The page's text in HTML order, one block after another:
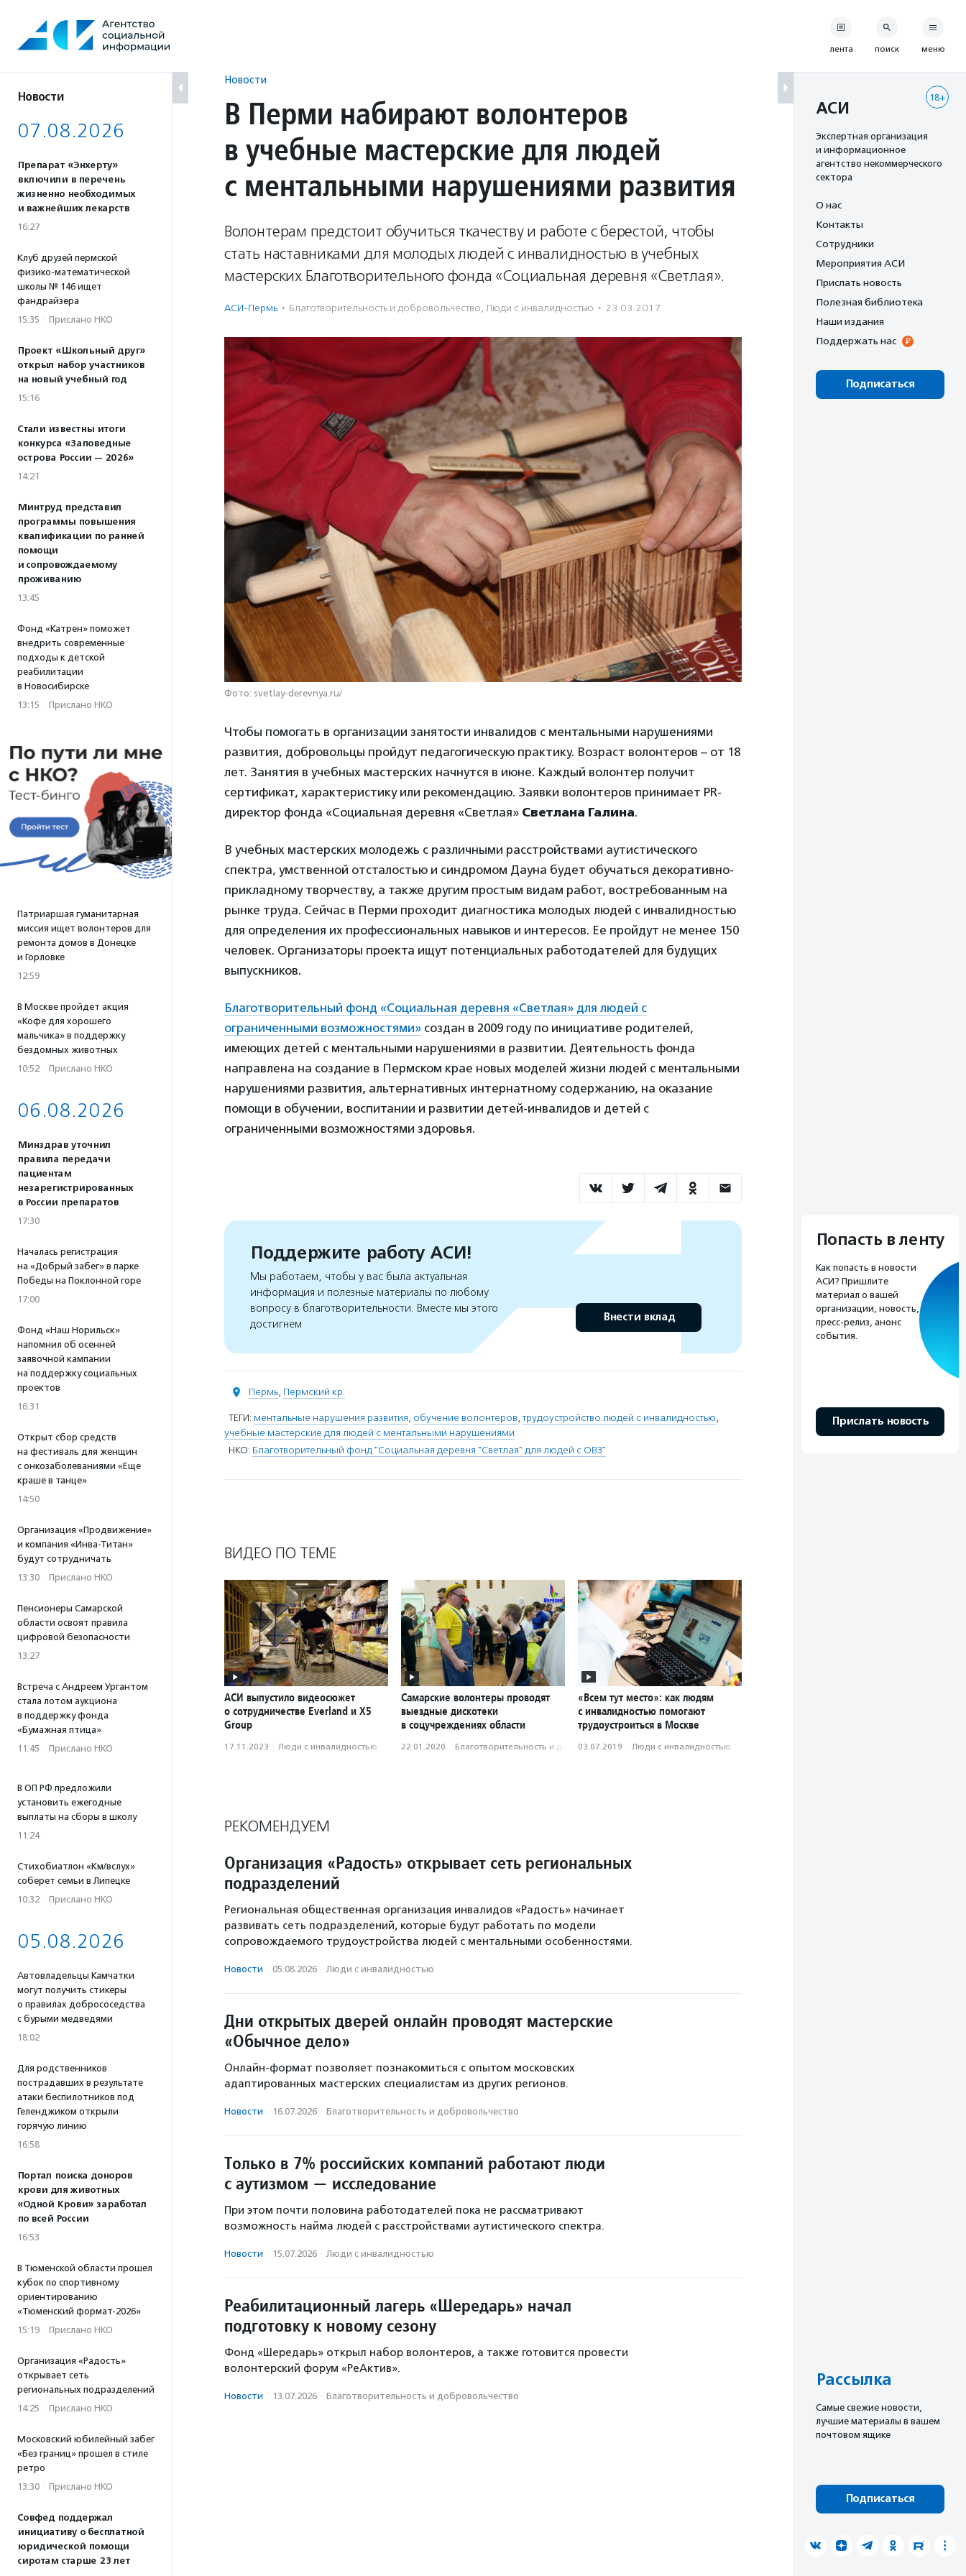
содержанию
Новости
07.08.2026
Препарат «Энхерту»
включили в перечень
жизненно необходимых
и важнейших лекарств
16:27
Клуб друзей пермской
физико-математической
школы № 146 ищет
фандрайзера
15:35 · Прислано НКО
Проект «Школьный друг»
открыл набор участников
на новый учебный год
15:16
Стали известны итоги
конкурса «Заповедные
острова России — 2026»
14:21
Минтруд представил
программы повышения
квалификации по ранней
помощи
и сопровождаемому
проживанию
13:45
Фонд «Катрен» поможет
внедрить современные
подходы к детской
реабилитации
в Новосибирске
13:15 · Прислано НКО
Патриаршая гуманитарная
миссия ищет волонтеров для
ремонта домов в Донецке
и Горловке
12:59
В Москве пройдет акция
«Кофе для хорошего
мальчика» в поддержку
бездомных животных
10:52 · Прислано НКО
06.08.2026
Минздрав уточнил
правила передачи
пациентам
незарегистрированных
в России препаратов
17:30
Началась регистрация
на «Добрый забег» в парке
Победы на Поклонной горе
17:00
Фонд «Наш Норильск»
напомнил об осенней
заявочной кампании
на поддержку социальных
проектов
16:31
Открыт сбор средств
на фестиваль для женщин
с онкозаболеваниями «Еще
краше в танце»
14:50
Организация «Продвижение»
и компания «Инва-Титан»
будут сотрудничать
13:30 · Прислано НКО
Пенсионеры Самарской
области освоят правила
цифровой безопасности
13:27
Встреча с Андреем Ургантом
стала лотом аукциона
в поддержку фонда
«Бумажная птица»
11:45 · Прислано НКО
В ОП РФ предложили
установить ежегодные
выплаты на сборы в школу
11:24
Стихобиатлон «Км/вслух»
соберет семьи в Липецке
10:32 · Прислано НКО
05.08.2026
Автовладельцы Камчатки
могут получить стикеры
о правилах добрососедства
с бурыми медведями
18:02
Для родственников
пострадавших в результате
атаки беспилотников под
Геленджиком открыли
горячую линию
16:58
Портал поиска доноров
крови для животных
«Одной Крови» заработал
по всей России
16:53
В Тюменской области прошел
кубок по спортивному
ориентированию
«Тюменский формат-2026»
15:19 · Прислано НКО
Организация «Радость»
открывает сеть
региональных подразделений
14:25 · Прислано НКО
Московский юбилейный забег
«Без границ» прошел в стиле
ретро
13:30 · Прислано НКО
Совфед поддержал
инициативу о бесплатной
юридической помощи
сиротам старше 23 лет
Новости
В Перми набирают волонтеров
в учебные мастерские для людей
с ментальными нарушениями развития
Волонтерам предстоит обучиться ткачеству и работе с берестой, чтобы
стать наставниками для молодых людей с инвалидностью в учебных
мастерских Благотворительного фонда «Социальная деревня «Светлая».
АСИ-Пермь · Благотвори­тель­ность и доброволь­чест­во, Люди с инвалидностью · 23.03.2017
Фото: svetlay-derevnya.ru/
Чтобы помогать в организации занятости инвалидов с ментальными нарушениями
развития, добровольцы пройдут педагогическую практику. Возраст волонтеров – от 18
лет. Занятия в учебных мастерских начнутся в июне. Каждый волонтер получит
сертификат, характеристику или рекомендацию. Заявки волонтеров принимает PR-
директор фонда «Социальная деревня «Светлая» Светлана Галина.
В учебных мастерских молодежь с различными расстройствами аутистического
спектра, умственной отсталостью и синдромом Дауна будет обучаться декоративно-
прикладному творчеству, а также другим простым видам работ, востребованным на
рынке труда. Сейчас в Перми проходит диагностика молодых людей с инвалидностью
для определения их профессиональных навыков и интересов. Ее пройдут не менее 150
человек. Организаторы проекта ищут потенциальных работодателей для будущих
выпускников.
Благотворительный фонд «Социальная деревня «Светлая» для людей с
ограниченными возможностями» создан в 2009 году по инициативе родителей,
имеющих детей с ментальными нарушениями в развитии. Деятельность фонда
направлена на создание в Пермском крае новых моделей жизни людей с ментальными
нарушениями развития, альтернативных интернатному содержанию, на оказание
помощи в обучении, воспитании и развитии детей-инвалидов и детей с
ограниченными возможностями здоровья.
Поддержите работу АСИ!
Мы работаем, чтобы у вас была актуальная
информация и полезные материалы по любому
вопросу в благотворительности. Вместе мы этого
достигнем
Внести вклад
Пермь, Пермский кр.
ТЕГИ: ментальные нарушения развития, обучение волонтеров,трудоустройство людей с инвалидностью,
учебные мастерские для людей с ментальными нарушениями
НКО: Благотворительный фонд "Социальная деревня "Светлая" для людей с ОВЗ"
ВИДЕО ПО ТЕМЕ
АСИ выпустило видеосюжет
о сотрудничестве Everland и X5
Group
17.11.2023 · Люди с инвалидностью
Самарские волонтеры проводят
выездные дискотеки
в соцучреждениях области
22.01.2020 · Благотвори­тель­ность и доброволь­чест­во
«Всем тут место»: как людям
с инвалидностью помогают
трудоустроиться в Москве
03.07.2019 · Люди с инвалидностью
РЕКОМЕНДУЕМ
Организация «Радость» открывает сеть региональных
подразделений
Региональная общественная организация инвалидов «Радость» начинает
развивать сеть подразделений, которые будут работать по модели
сопровождаемого трудоустройства людей с ментальными особенностями.
Новости · 05.08.2026 · Люди с инвалидностью
Дни открытых дверей онлайн проводят мастерские
«Обычное дело»
Онлайн-формат позволяет познакомиться с опытом московских
адаптированных мастерских специалистам из других регионов.
Новости · 16.07.2026 · Благотвори­тель­ность и доброволь­чест­во
Только в 7% российских компаний работают люди
с аутизмом — исследование
При этом почти половина работодателей пока не рассматривают
возможность найма людей с расстройствами аутистического спектра.
Новости · 15.07.2026 · Люди с инвалидностью
Реабилитационный лагерь «Шередарь» начал
подготовку к новому сезону
Фонд «Шередарь» открыл набор волонтеров, а также готовится провести
волонтерский форум «РеАктив».
Новости · 13.07.2026 · Благотвори­тель­ность и доброволь­чест­во
лента поиск меню
18+
АСИ
Экспертная организация
и информационное
агентство некоммерческого
сектора
О нас
Контакты
Сотрудники
Мероприятия АСИ
Прислать новость
Полезная библиотека
Наши издания
Поддержать нас
Подписаться
Попасть в ленту
Как попасть в новости
АСИ? Пришлите
материал о вашей
организации, новость,
пресс-релиз, анонс
события.
Прислать новость
Рассылка
Cамые свежие новости,
лучшие материалы в вашем
почтовом ящике
Подписаться